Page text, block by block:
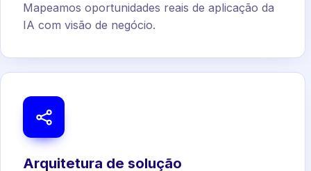
Mapeamos oportunidades reais de aplicação da
IA com visão de negócio.
Arquitetura de solução